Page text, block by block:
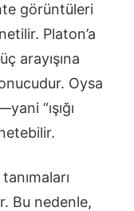
görüntüleri
Platon’a
arayışına
Oysa
“ışığı
Bu nedenle,